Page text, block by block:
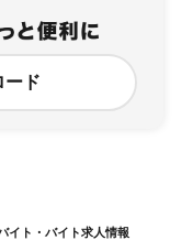
ード
イト・バイト求人情報